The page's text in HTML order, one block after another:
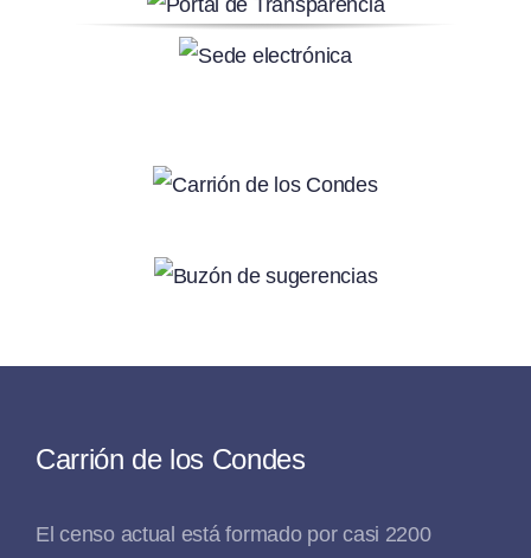
Carrión de los Condes
El censo actual está formado por casi 2200